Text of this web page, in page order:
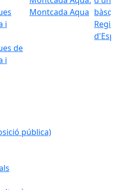
de
i
Montcada Aqua
pública)